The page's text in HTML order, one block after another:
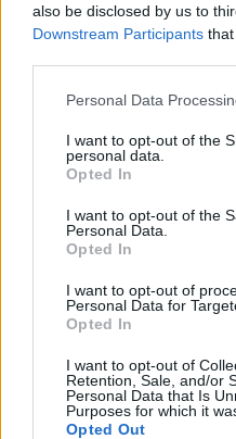
also be disclosed by us to
Downstream Participants
Personal Data
I want to opt-out of the
personal data.
Opted In
I want to opt-out of the
Personal Data.
Opted In
I want to opt-out of
Personal Data for
Opted In
I want to opt-out of
Retention, Sale, and/or
Personal Data that Is
Purposes for which it
Opted Out
over zijn optreden tijdens de
Ajax Feyenoord
tegen FC Eindhoven
afhaakt? Deze opties
Rotterdams
eisen defensieve
Ooit de toekomst van